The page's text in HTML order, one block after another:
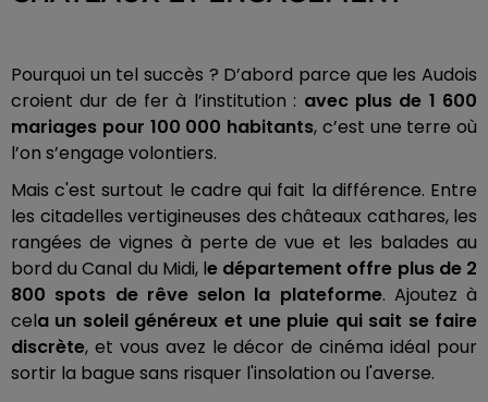
Pourquoi un tel succès ? D’abord parce que les Audois
croient dur de fer à l’institution : avec plus de 1 600
mariages pour 100 000 habitants, c’est une terre où
l’on s’engage volontiers.
Mais c'est surtout le cadre qui fait la différence. Entre
les citadelles vertigineuses des châteaux cathares, les
rangées de vignes à perte de vue et les balades au
bord du Canal du Midi, le département offre plus de 2
800 spots de rêve selon la plateforme. Ajoutez à
cela un soleil généreux et une pluie qui sait se faire
discrète, et vous avez le décor de cinéma idéal pour
sortir la bague sans risquer l'insolation ou l'averse.